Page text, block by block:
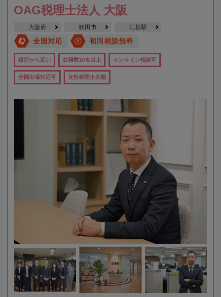
OAG税理士法人 大阪
大阪府 吹田市 江坂駅
全国対応 初回相談無料
役所から近い 在籍数10名以上 オンライン相談可
全国出張対応可 女性税理士在籍